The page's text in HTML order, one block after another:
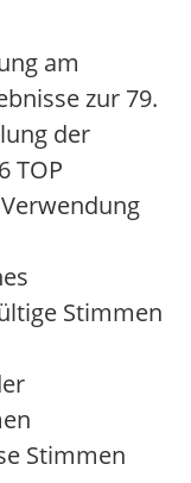
am
zur 79.
der
TOP
Stimmen
Stimmen